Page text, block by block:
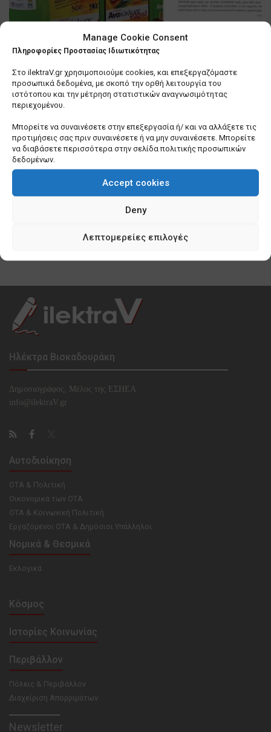
Manage Cookie Consent
Πληροφορίες Προστασίας Ιδιωτικότητας
Στο ilektraV.gr χρησιμοποιούμε cookies, και επεξεργαζόμαστε
προσωπικά δεδομένα, με σκοπό την ορθή λειτουργία του
ιστότοπου και την μέτρηση στατιστικών αναγνωσιμότητας
περιεχομένου.
Μπορείτε να συναινέσετε στην επεξεργασία ή/ και να αλλάξετε τις
προτιμήσεις σας πριν συναινέσετε ή να μην συναινέσετε. Μπορείτε
να διαβάσετε περισσότερα στην σελίδα πολιτικής προσωπικών
δεδομένων.
Accept cookies
Deny
Λεπτομερείες επιλογές
Θεσσαλονίκη: Βιασύνη του
δημάρχου, Κ. Ζέρβα να τακτοποιήσει
… τα «σπιτάκια ανακύκλωσης»
0 SHARES
Λίγα πράγματα που δεν γνωρίζετε για εμένα
0 SHARES
Σε τέλμα οι Υπηρεσίες Δόμησης των Δήμων –
Κυνισμός Μπακογιάννη ακόμη και για τα
0 SHARES
Ηλέκτρα Βισκαδουράκη
Δημοσιογράφος, Μέλος της ΕΣHΕΑ
info@ilektraV.gr
Αυτοδιοίκηση
ΟΤΑ & Πολιτική
Οικονομικά των ΟΤΑ
ΟΤΑ & Κοινωνική Πολιτική
Εργαζόμενοι ΟΤΑ & Δημόσιοι Υπάλληλοι
Νομικά & Θεσμικά
Εκλογικά
Κόσμος
Ιστορίες Κοινωνίας
Περιβάλλον
Πόλεις & Περιβάλλον
Διαχείριση Απορριμάτων
Newsletter